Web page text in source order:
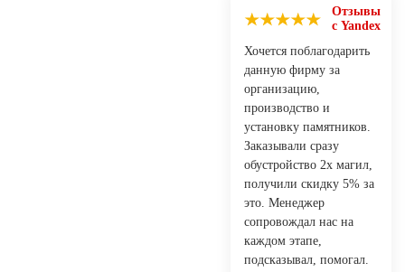
Отзывы
с Yandex
Хочется поблагодарить
данную фирму за
организацию,
производство и
установку памятников.
Заказывали сразу
обустройство 2х магил,
получили скидку 5% за
это. Менеджер
сопровождал нас на
каждом этапе,
подсказывал, помогал.